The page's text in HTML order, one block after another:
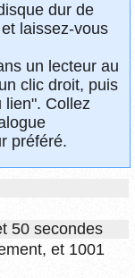
dur de
laissez-vous
un lecteur au
clic droit, puis
lien". Collez
préféré.
50 secondes
et 1001